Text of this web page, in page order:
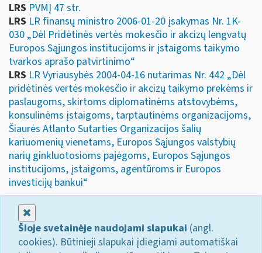
LRS PVMĮ 47 str.
LRS LR finansų ministro 2006-01-20 įsakymas Nr. 1K-
030 „Dėl Pridėtinės vertės mokesčio ir akcizų lengvatų
Europos Sąjungos institucijoms ir įstaigoms taikymo
tvarkos aprašo patvirtinimo“
LRS LR Vyriausybės 2004-04-16 nutarimas Nr. 442 „Dėl
pridėtinės vertės mokesčio ir akcizų taikymo prekėms ir
paslaugoms, skirtoms diplomatinėms atstovybėms,
konsulinėms įstaigoms, tarptautinėms organizacijoms,
Šiaurės Atlanto Sutarties Organizacijos šalių
kariuomenių vienetams, Europos Sąjungos valstybių
narių ginkluotosioms pajėgoms, Europos Sąjungos
institucijoms, įstaigoms, agentūroms ir Europos
investicijų bankui“
Šioje svetainėje naudojami slapukai (angl.
cookies). Būtinieji slapukai įdiegiami automatiškai